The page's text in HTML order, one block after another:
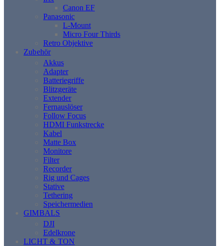
Canon EF
Panasonic
L-Mount
Micro Four Thirds
Retro Objektive
Zubehör
Akkus
Adapter
Batteriegriffe
Blitzgeräte
Extender
Fernauslöser
Follow Focus
HDMI Funkstrecke
Kabel
Matte Box
Monitore
Filter
Recorder
Rig und Cages
Stative
Tethering
Speichermedien
GIMBALS
DJI
Edelkrone
LICHT & TON